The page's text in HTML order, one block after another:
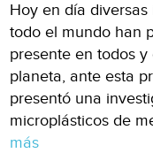
Hoy en día
todo el mundo han
presente en todos
planeta, ante esta
presentó una
microplásticos de
más